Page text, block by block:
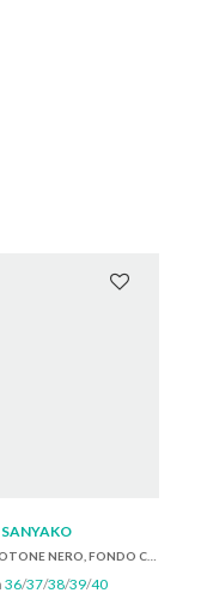
SANYAKO
SNEAKER IN COTONE NERO, FONDO CASSETTA
36/37/38/39/40